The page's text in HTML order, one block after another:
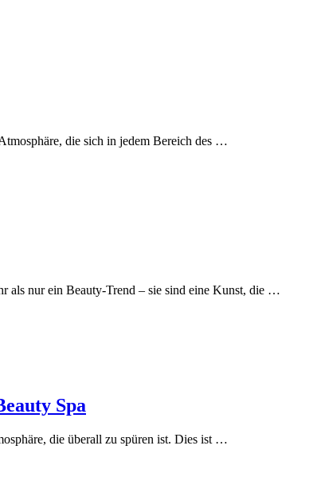
die sich in jedem Bereich des …
als nur ein Beauty-Trend – sie sind eine Kunst, die …
Spa
die überall zu spüren ist. Dies ist …